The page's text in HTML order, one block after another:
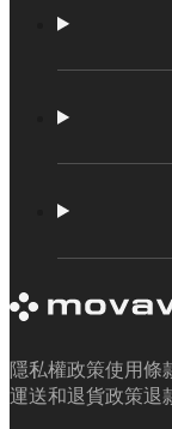
Mac產品
學習平台
取消訂閱
退款
客戶評價
為何要選擇
工作用
隱私權政策使用條
運送和退貨政策退